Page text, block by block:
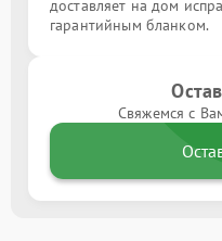
доставляет на дом
гарантийным бланком.
Свяжемся с